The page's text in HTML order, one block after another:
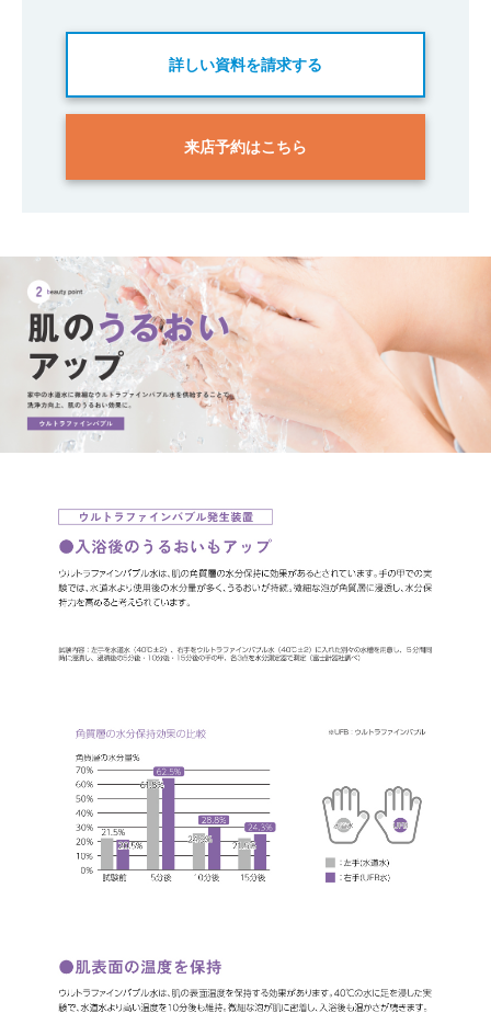
詳しい資料を請求する
来店予約はこちら